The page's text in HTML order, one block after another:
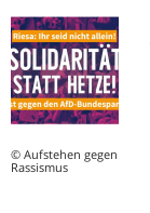
© Aufstehen gegen
Rassismus